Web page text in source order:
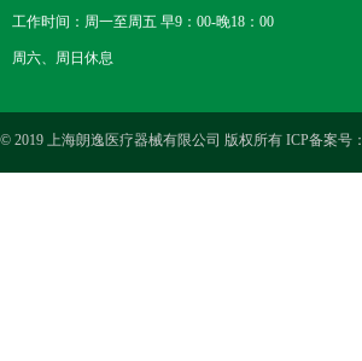
工作时间：周一至周五 早9：00-晚18：00
周六、周日休息
© 2019 上海朗逸医疗器械有限公司 版权所有 ICP备案号：